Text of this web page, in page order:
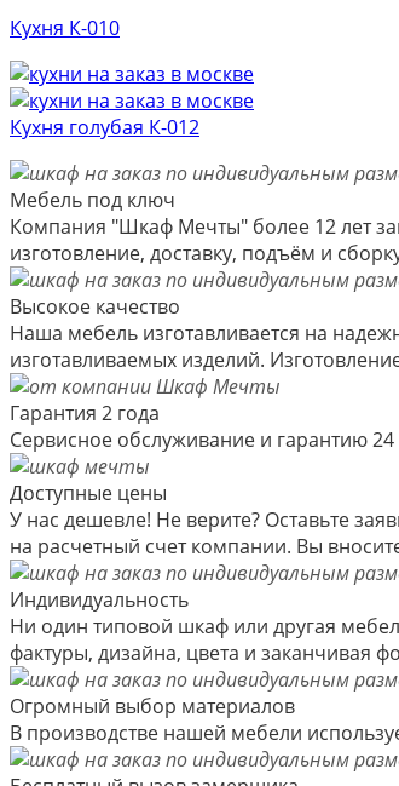
Кухня К-010
Кухня голубая К-012
Мебель под ключ
Компания "Шкаф Мечты" более 12 лет
изготовление, доставку, подъём и
Высокое качество
Наша мебель изготавливается на
изготавливаемых изделий.
Гарантия 2 года
Сервисное обслуживание и гарантию
Доступные цены
У нас дешевле! Не верите? Оставьте
на расчетный счет компании. Вы
Индивидуальность
Ни один типовой шкаф или другая
фактуры, дизайна, цвета и заканчивая
Огромный выбор материалов
В производстве нашей мебели